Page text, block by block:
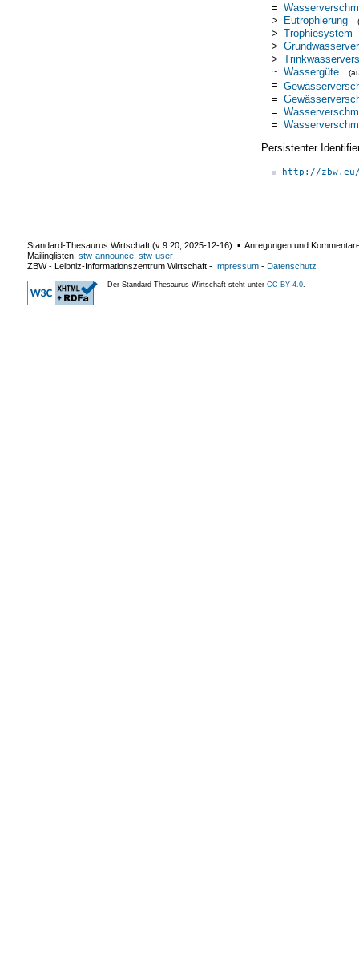
=
> Eutrophierung
> Trophiesystem
>
>
~ Wassergüte
=
=
=
=
Persistenter
http://
Standard-Thesaurus Wirtschaft (v 9.20 2025-12-16) ▪ Anregungen und
Mailinglisten: stw-announce stw-user
ZBW - Leibniz-Informationszentrum Wirtschaft - Impressum - Datenschutz
Der Standard-Thesaurus Wirtschaft steht unter CC BY 4.0